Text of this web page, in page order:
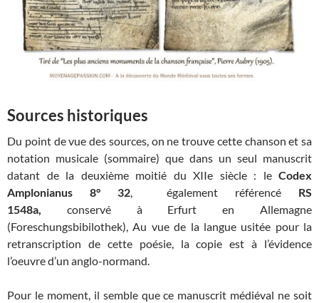
Sources historiques
Du point de vue des sources, on ne trouve cette chanson et sa
notation musicale (sommaire) que dans un seul manuscrit
datant de la deuxième moitié du XIIe siècle : le Codex
Amplonianus 8° 32, également référencé RS
1548a, conservé à
Erfurt en Allemagne
(Foreschungsbibilothek), Au vue de la langue usitée pour la
retranscription de cette poésie, la copie est à l’évidence
l’oeuvre d’un anglo-normand.
Pour le moment, il semble que ce manuscrit médiéval ne soit